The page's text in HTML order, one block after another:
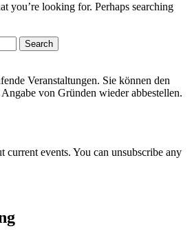
you’re looking for. Perhaps searching
Veranstaltungen. Sie können den
von Gründen wieder abbestellen.
current events. You can unsubscribe any